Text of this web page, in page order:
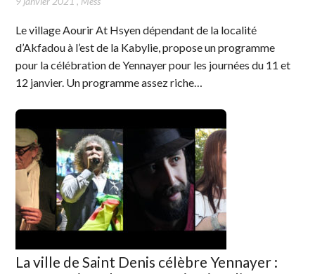
Le village Aourir At Hsyen dépendant de la localité
d’Akfadou à l’est de la Kabylie, propose un programme
pour la célébration de Yennayer pour les journées du 11 et
12 janvier. Un programme assez riche…
La ville de Saint Denis célèbre Yennayer :